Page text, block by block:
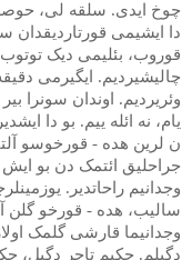
چوخ ایدی. سلقه لی،
دا ایشیمی قورتاردیقدان
قوروب، بئلیمی دیک
چالیشیردیم. ایگیرمی
وئریردیم. اوندان سونرا
یام، نه ائله ییم. بو دا
ن لرین هده - قورخوسو
جراحلیق ائتمک دن بو ایش
وجدانیم راحاتدیر.
سالیب، هده - قورخو گلن
وجدانیما قارشی گلمک
دگیلم. حکیم تاجر دگیل،